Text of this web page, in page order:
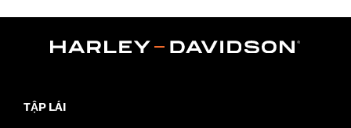
TẬP LÁI